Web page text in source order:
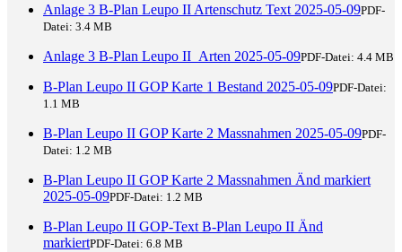
Anlage 3 B-Plan Leupo II Artenschutz Text 2025-05-09PDF-
Datei: 3.4 MB
Anlage 3 B-Plan Leupo II_Arten 2025-05-09PDF-Datei: 4.4 MB
B-Plan Leupo II GOP Karte 1 Bestand 2025-05-09PDF-Datei:
1.1 MB
B-Plan Leupo II GOP Karte 2 Massnahmen 2025-05-09PDF-
Datei: 1.2 MB
B-Plan Leupo II GOP Karte 2 Massnahmen Änd markiert
2025-05-09PDF-Datei: 1.2 MB
B-Plan Leupo II GOP-Text B-Plan Leupo II Änd
markiertPDF-Datei: 6.8 MB